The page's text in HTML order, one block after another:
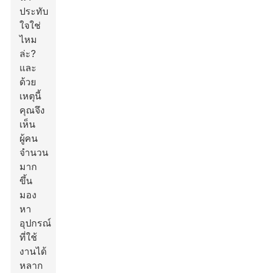
ประทับ
ใจใช่
ไหม
ล่ะ?
และ
ด้วย
เหตุนี้
คุณจึง
เห็น
ผู้คน
จำนวน
มาก
ขึ้น
มอง
หา
อุปกรณ์
ที่ใช้
งานได้
หลาก